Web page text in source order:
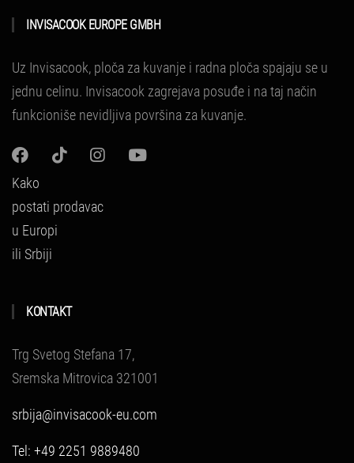
INVISACOOK EUROPE GMBH
Uz Invisacook, ploča za kuvanje i radna ploča spajaju se u
jednu celinu. Invisacook zagrejava posuđe i na taj način
funkcioniše nevidljiva površina za kuvanje.
Kako
postati prodavac
u Europi
ili Srbiji
KONTAKT
Trg Svetog Stefana 17,
Sremska Mitrovica 321001
srbija@invisacook-eu.com
Tel: +49 2251 9889480